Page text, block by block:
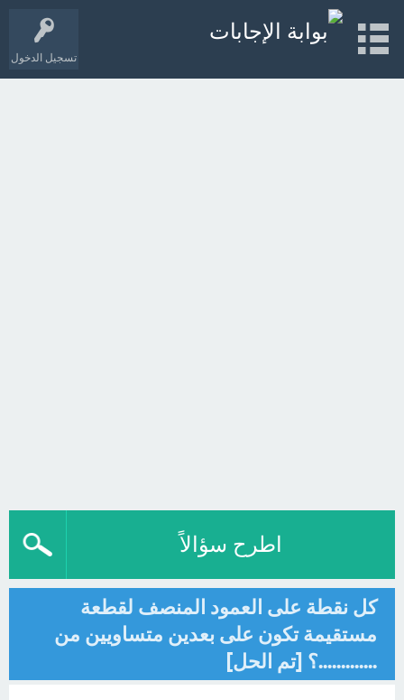
تسجيل الدخول
اطرح سؤالاً
كل نقطة على العمود المنصف لقطعة
مستقيمة تكون على بعدين متساويين من
.............؟ [تم الحل]